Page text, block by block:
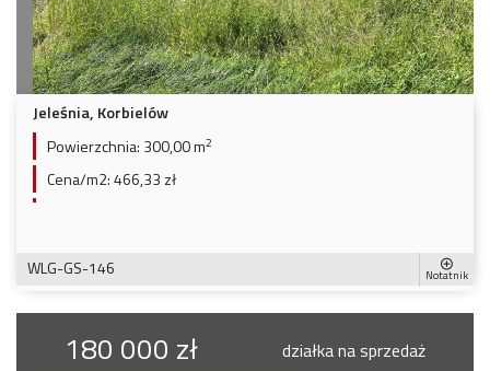
Jeleśnia, Korbielów
Powierzchnia: 300,00 m2
Cena/m2:466,33 zł
WLG-GS-146 Notatnik
180 000 zł działka na sprzedaż